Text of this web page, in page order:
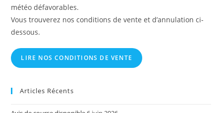
météo défavorables.
Vous trouverez nos conditions de vente et d’annulation ci-
dessous.
LIRE NOS CONDITIONS DE VENTE
Articles Récents